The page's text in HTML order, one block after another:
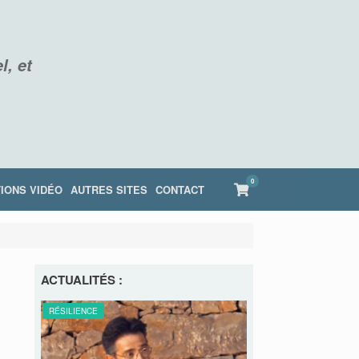
et
VIDÉO AUTRES SITES CONTACT View
shopping
cart
0
ACTUALITÉS :
RÉSILIENCE